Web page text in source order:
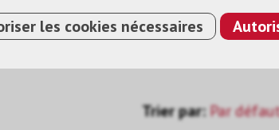
Trier par:Par
les cookies nécessaires